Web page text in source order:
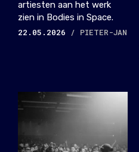
artiesten aan het werk
zien in Bodies in Space.
22.05.2026
/ PIETER-JAN